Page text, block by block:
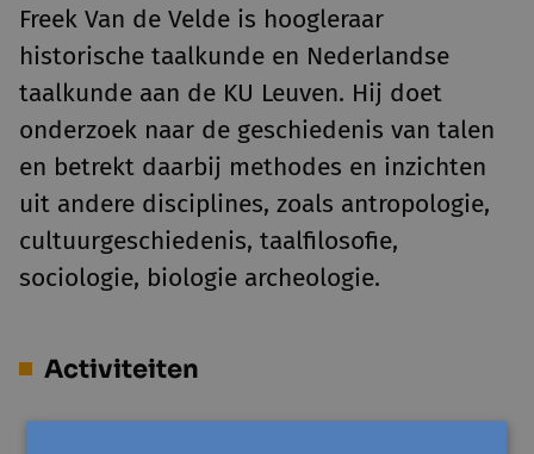
Freek Van de Velde is hoogleraar
historische taalkunde en Nederlandse
taalkunde aan de KU Leuven. Hij doet
onderzoek naar de geschiedenis van talen
en betrekt daarbij methodes en inzichten
uit andere disciplines, zoals antropologie,
cultuurgeschiedenis, taalfilosofie,
sociologie, biologie archeologie.
Activiteiten